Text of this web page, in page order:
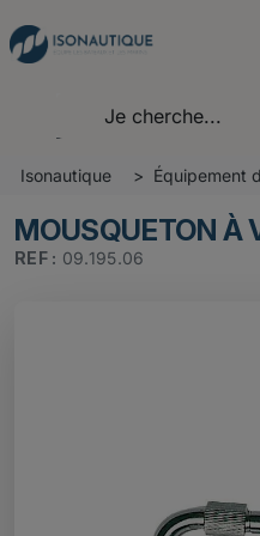
Isonautique Équipement
MOUSQUETON À
REF : 09.195.06